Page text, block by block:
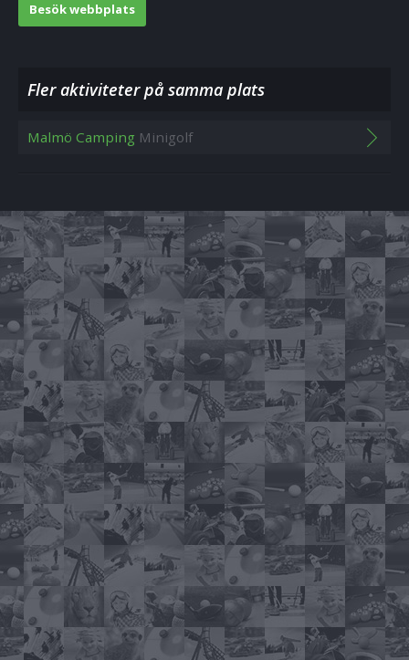
Besök webbplats
Fler aktiviteter på samma plats
Malmö Camping Minigolf